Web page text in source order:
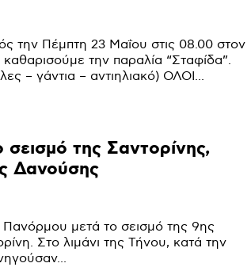
την Πέμπτη 23 Μαΐου στις 08.00 στον
την παραλία “Σταφίδα”.
(Τσουγκράνες – σακούλες – γάντια – αντιηλιακό) ΟΛΟΙ...
της Σαντορίνης,
Δανούσης
Πανόρμου μετά το σεισμό της 9ης
κατά την